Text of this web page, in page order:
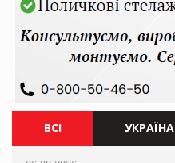
ВСІ УКРАЇНА